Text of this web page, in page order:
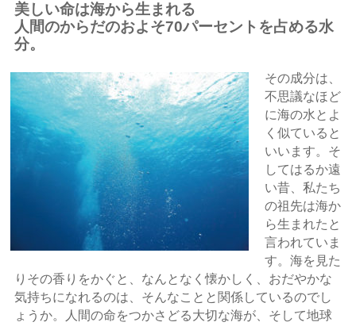
美しい命は海から生まれる
人間のからだのおよそ70パーセントを占める水
分。
その成分は、
不思議なほど
に海の水とよ
く似ていると
いいます。そ
してはるか遠
い昔、私たち
の祖先は海か
ら生まれたと
言われていま
す。海を見た
りその香りをかぐと、なんとなく懐かしく、おだやかな
気持ちになれるのは、そんなことと関係しているのでし
ょうか。人間の命をつかさどる大切な海が、そして地球